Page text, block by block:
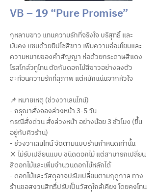
VB – 19 “Pure Promise”
กุหลาบขาว แทนความรักที่จริงใจ บริสุทธิ์ และ
มั่นคง แซมด้วยยิปโซสีขาว เพิ่มความอ่อนโยนและ
ความหมายของคำสัญญา ห่อด้วยกระดาษสีแดง
โรสโกล์วทูโทน ตัดกับดอกไม้สีขาวอย่างลงตัว
สะท้อนความรักที่สุภาพ แต่หนักแน่นจากหัวใจ
📌 หมายเหตุ (ช่วงวาเลนไทน์)
- กรุณาสั่งจองล่วงหน้า 3-5 วัน
กรณีสั่งด่วน สั่งล่วงหน้า อย่างน้อย 3 ชั่วโมง (ขึ้น
อยู่กับคิวร้าน)
- ช่วงวาเลนไทน์ จัดตามแบบร้านกำหนดเท่านั้น
❌ ไม่รับเปลี่ยนแบบ ชนิดดอกไม้ แต่สามารถเปลี่ยน
สีดอกไม้และเพิ่มจำนวนดอกไม้หลักได้
- ดอกไม้และวัสดุอาจปรับเปลี่ยนตามฤดูกาล ทาง
ร้านขอสงวนสิทธิ์ปรับเป็นวัสดุใกล้เคียง โดยคงโทน